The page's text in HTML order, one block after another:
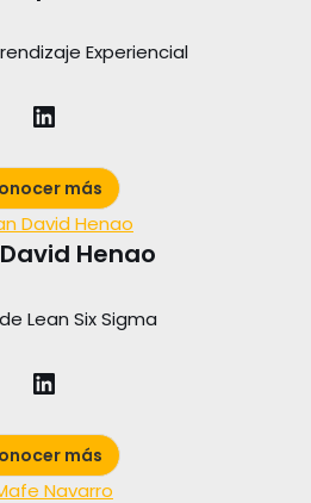
Experiencial
más
Henao
Lean Six Sigma
más